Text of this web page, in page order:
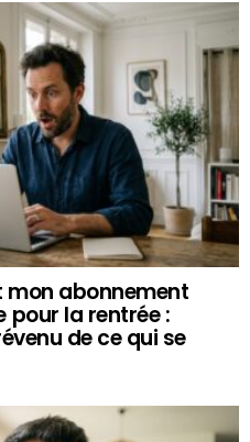
mon abonnement
la rentrée :
de ce qui se